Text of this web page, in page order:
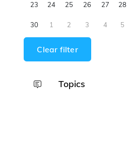
23 24 25 26 27 28
30 1 2 3 4 5
Clear filter
Topics